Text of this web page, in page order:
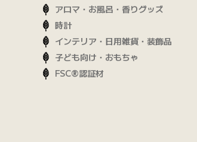
アロマ・お風呂・香りグッズ
時計
インテリア・日用雑貨・装飾品
子ども向け・おもちゃ
FSC®認証材